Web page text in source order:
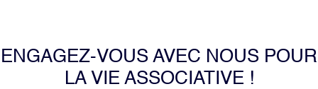
ENGAGEZ-VOUS AVEC NOUS POUR
LA VIE ASSOCIATIVE !